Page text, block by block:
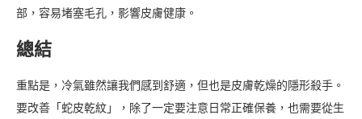
部，容易堵塞毛孔，影響皮膚健康。
總結
重點是，冷氣雖然讓我們感到舒適，但也是皮膚乾燥的隱形殺手。
要改善「蛇皮乾紋」，除了一定要注意日常正確保養，也需要從生